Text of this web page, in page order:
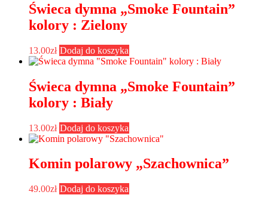
Świeca dymna „Smoke Fountain”
kolory : Zielony
13.00zł Dodaj do koszyka
Świeca dymna „Smoke Fountain”
kolory : Biały
13.00zł Dodaj do koszyka
Komin polarowy „Szachownica”
49.00zł Dodaj do koszyka